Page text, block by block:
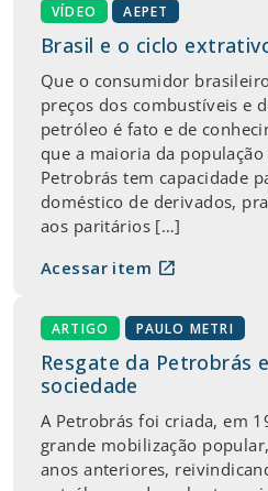
VÍDEO AEPET
Brasil e o ciclo
Que o consumidor
preços dos combustíveis e
petróleo é fato e de
que a maioria da população
Petrobrás tem capacidade
doméstico de derivados,
aos paritários […]
Acessar item open_in_new
ARTIGO PAULO METRI
Resgate da Petrobrás
sociedade
A Petrobrás foi criada, em
grande mobilização
anos anteriores,